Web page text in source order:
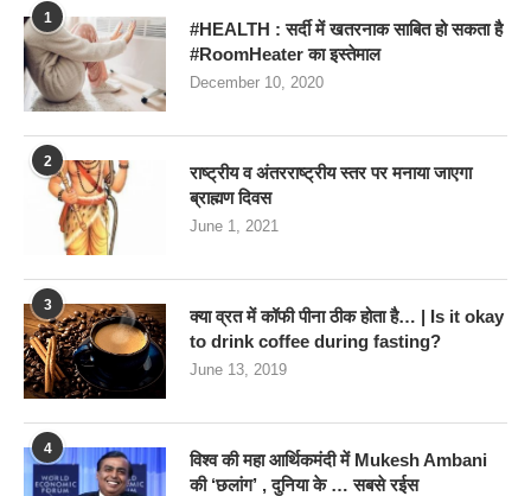
1
#HEALTH : सर्दी में खतरनाक साबित हो सकता है
#RoomHeater का इस्तेमाल
December 10, 2020
2
राष्ट्रीय व अंतरराष्ट्रीय स्तर पर मनाया जाएगा
ब्राह्मण दिवस
June 1, 2021
3
क्या व्रत में कॉफी पीना ठीक होता है… | Is it okay
to drink coffee during fasting?
June 13, 2019
4
विश्व की महा आर्थिकमंदी में Mukesh Ambani
की ‘छलांग’ , दुनिया के … सबसे रईस